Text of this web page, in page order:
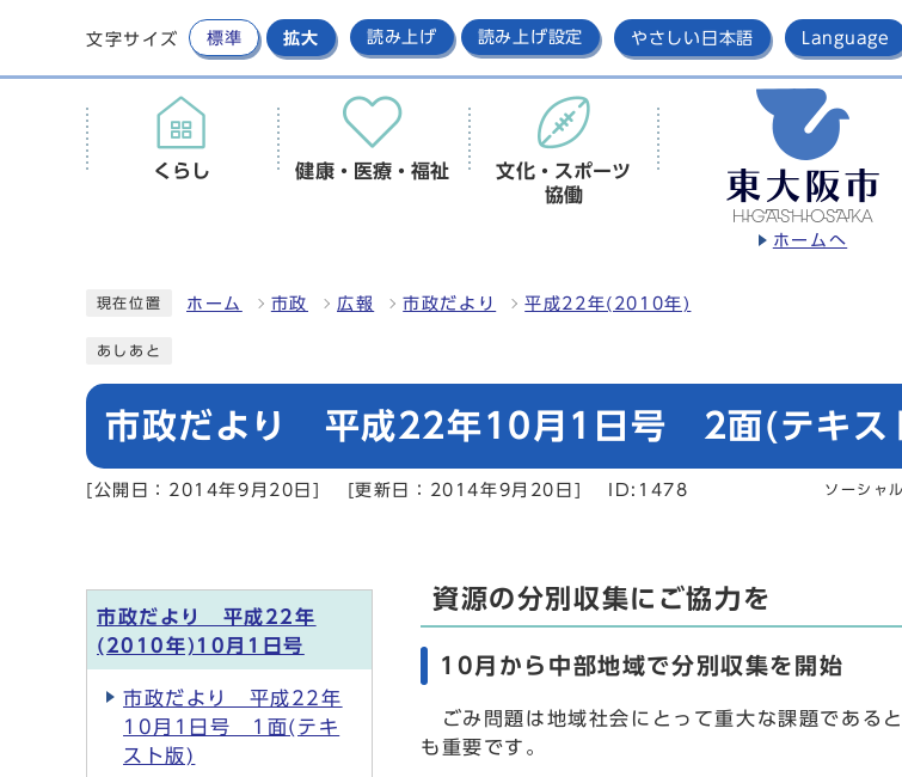
文字サイズ 標準 拡大 読み上げ 読み上げ設定 やさしい日本語 Language
ホームへ
くらし 健康・医療・福祉
文化・スポーツ
協働
現在位置 ホーム 市政 広報 市政だより 平成22年(2010年)
あしあと
市政だより 平成22年10月1日号 2面(テキス
[公開日：2014年9月20日] [更新日：2014年9月20日] ID:1478 ソーシャ
資源の分別収集にご協力を
10月から中部地域で分別収集を開始
ごみ問題は地域社会にとって重大な課題である
も重要です。
市政だより 平成22年
(2010年)10月1日号
市政だより 平成22年
10月1日号 1面(テキ
スト版)